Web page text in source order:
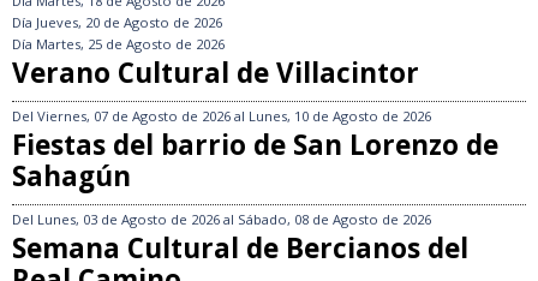
Día Jueves, 20 de Agosto de 2026
Día Martes, 25 de Agosto de 2026
Verano Cultural de Villacintor
Del Viernes, 07 de Agosto de 2026 al Lunes, 10 de Agosto de 2026
Fiestas del barrio de San Lorenzo de
Sahagún
Del Lunes, 03 de Agosto de 2026 al Sábado, 08 de Agosto de 2026
Semana Cultural de Bercianos del